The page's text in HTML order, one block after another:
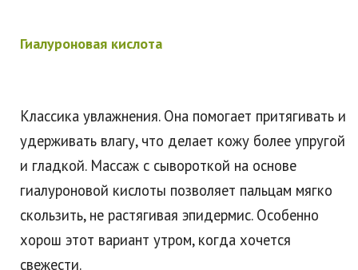
Гиалуроновая кислота
Классика увлажнения. Она помогает притягивать и
удерживать влагу, что делает кожу более упругой
и гладкой. Массаж с сывороткой на основе
гиалуроновой кислоты позволяет пальцам мягко
скользить, не растягивая эпидермис. Особенно
хорош этот вариант утром, когда хочется
свежести.